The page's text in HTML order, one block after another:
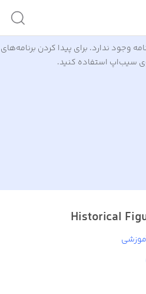
وجود ندارد. برای پیدا کردن برنامه‌های
سیب‌اپ استفاده کنید.
Historical